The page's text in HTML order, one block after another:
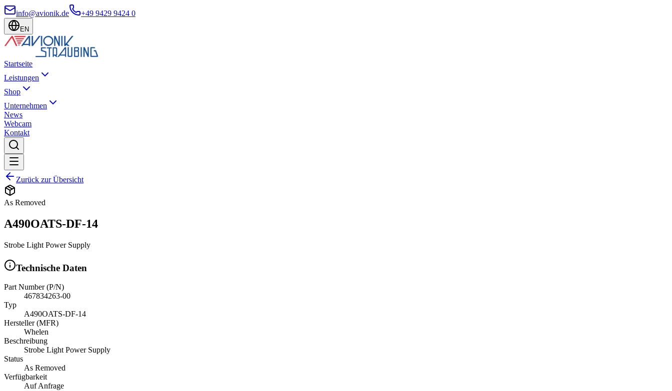
info@avionik.de +49 9429 9424 0
EN
Startseite
Leistungen
Shop
Unternehmen
News
Webcam
Kontakt
Zurück zur Übersicht
As Removed
A490OATS-DF-14
Strobe Light Power Supply
Technische Daten
Part Number (P/N)
467834263-00
Typ
A490OATS-DF-14
Hersteller (MFR)
Whelen
Beschreibung
Strobe Light Power Supply
Status
As Removed
Verfügbarkeit
Auf Anfrage